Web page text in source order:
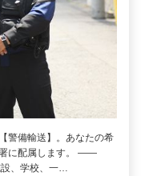
警備輸送】。あなたの希
に配属します。 ――
、学校、一…